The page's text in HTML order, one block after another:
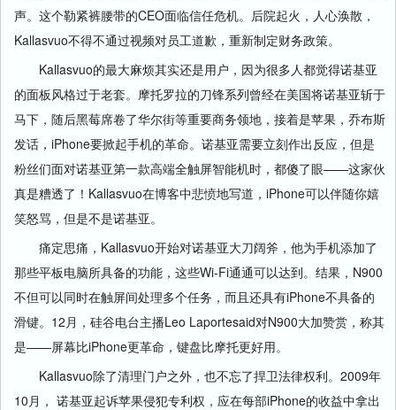
声。这个勒紧裤腰带的CEO面临信任危机。后院起火，人心涣散，
Kallasvuo不得不通过视频对员工道歉，重新制定财务政策。
Kallasvuo的最大麻烦其实还是用户，因为很多人都觉得诺基亚
的面板风格过于老套。摩托罗拉的刀锋系列曾经在美国将诺基亚斩于
马下，随后黑莓席卷了华尔街等重要商务领地，接着是苹果，乔布斯
发话，iPhone要掀起手机的革命。诺基亚需要立刻作出反应，但是
粉丝们面对诺基亚第一款高端全触屏智能机时，都傻了眼——这家伙
真是糟透了！Kallasvuo在博客中悲愤地写道，iPhone可以伴随你嬉
笑怒骂，但是不是诺基亚。
痛定思痛，Kallasvuo开始对诺基亚大刀阔斧，他为手机添加了
那些平板电脑所具备的功能，这些Wi-Fi通通可以达到。结果，N900
不但可以同时在触屏间处理多个任务，而且还具有iPhone不具备的
滑键。12月，硅谷电台主播Leo Laportesaid对N900大加赞赏，称其
是——屏幕比iPhone更革命，键盘比摩托更好用。
Kallasvuo除了清理门户之外，也不忘了捍卫法律权利。2009年
10月， 诺基亚起诉苹果侵犯专利权，应在每部iPhone的收益中拿出